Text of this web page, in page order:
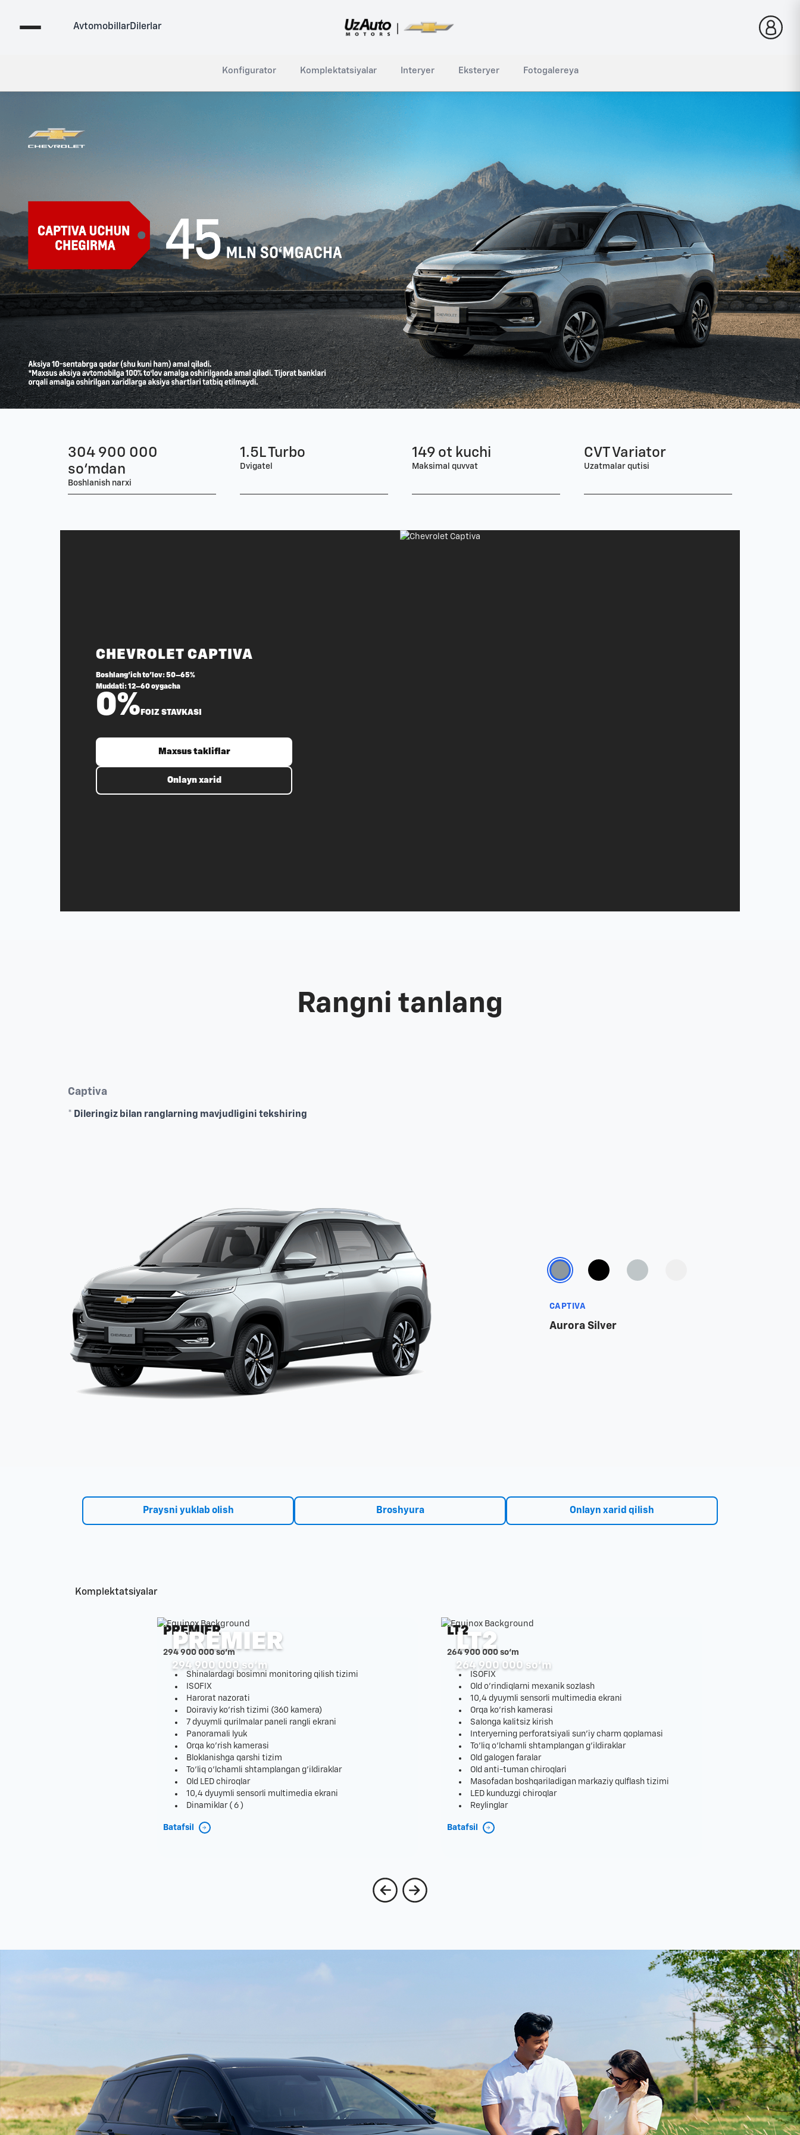
AvtomobillarDilerlar
Konfigurator Komplektatsiyalar Interyer Eksteryer Fotogalereya
304 900 000
so‘mdan
Boshlanish narxi
1.5L Turbo
Dvigatel
149 ot kuchi
Maksimal quvvat
CVT Variator
Uzatmalar qutisi
CHEVROLET CAPTIVA
Boshlang'ich to'lov: 50–65%
Muddati: 12–60 oygacha
0% FOIZ STAVKASI
Maxsus takliflar
Onlayn xarid
Rangni tanlang
Captiva
* Dileringiz bilan ranglarning mavjudligini tekshiring
CAPTIVA
Aurora Silver
Praysni yuklab olish Broshyura Onlayn xarid qilish
Komplektatsiyalar
PREMIER
294 900 000 so‘m
PREMIER
294 900 000 so‘m
Shinalardagi bosimni monitoring qilish tizimi
ISOFIX
Harorat nazorati
Doiraviy ko'rish tizimi (360 kamera)
7 dyuymli qurilmalar paneli rangli ekrani
Panoramali lyuk
Orqa ko'rish kamerasi
Bloklanishga qarshi tizim
To‘liq o‘lchamli shtamplangan g‘ildiraklar
Old LED chiroqlar
10,4 dyuymli sensorli multimedia ekrani
Dinamiklar ( 6 )
Batafsil
LT2
264 900 000 so‘m
LT2
264 900 000 so‘m
ISOFIX
Old o'rindiqlarni mexanik sozlash
10,4 dyuymli sensorli multimedia ekrani
Orqa ko'rish kamerasi
Salonga kalitsiz kirish
Interyerning perforatsiyali sun'iy charm qoplamasi
To‘liq o‘lchamli shtamplangan g‘ildiraklar
Old galogen faralar
Old anti-tuman chiroqlari
Masofadan boshqariladigan markaziy qulflash tizimi
LED kunduzgi chiroqlar
Reylinglar
Batafsil